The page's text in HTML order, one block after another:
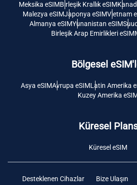
Meksika eSIMBirleşik Krallık eSIM
Malezya eSIMJaponya eSIMVietnam
Almanya eSIMYunanistan eSIM
Birleşik Arap Emirlikleri eSIM
Bölgesel
Asya eSIMAvrupa eSIMLatin Amerika
Kuzey Amerika
Küresel
Küresel eSIM
Desteklenen Cihazlar Bize Ulaşın